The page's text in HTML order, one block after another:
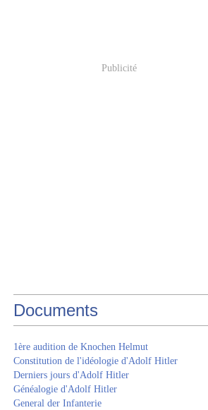
Publicité
Documents
1ère audition de Knochen Helmut
Constitution de l'idéologie d'Adolf Hitler
Derniers jours d'Adolf Hitler
Généalogie d'Adolf Hitler
General der Infanterie